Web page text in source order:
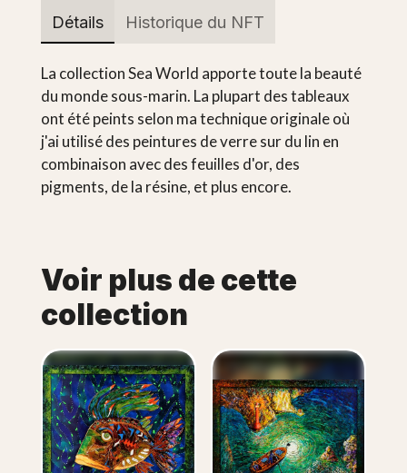
Détails Historique du NFT
La collection Sea World apporte toute la beauté
du monde sous-marin. La plupart des tableaux
ont été peints selon ma technique originale où
j'ai utilisé des peintures de verre sur du lin en
combinaison avec des feuilles d'or, des
pigments, de la résine, et plus encore.
Voir plus de cette
collection